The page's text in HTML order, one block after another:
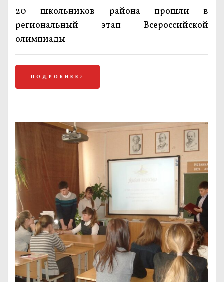
20 школьников района прошли в
региональный этап Всероссийской
олимпиады
ПОДРОБНЕЕ